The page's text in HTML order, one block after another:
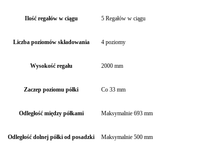
Ilość regałów w ciągu 5 Regałów w ciągu
Liczba poziomów składowania 4 poziomy
Wysokość regału 2000 mm
Zaczep poziomu półki Co 33 mm
Odległość między półkami Maksymalnie 693 mm
Odległość dolnej półki od posadzki Maksymalnie 500 mm